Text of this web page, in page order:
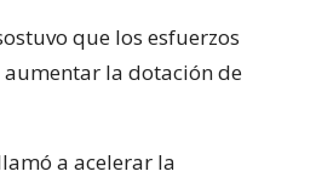
que los esfuerzos
la dotación de
a acelerar la